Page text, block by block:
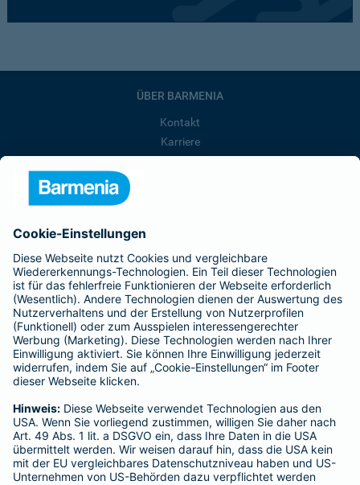
ÜBER BARMENIA
Kontakt
Karriere
Barmenia ist Teil der BarmeniaGothaer
BELIEBTE SEITEN
Kranken-Zusatzversicherung
Tierversicherungen
Haftpflichtversicherung
Hausratversicherung
Adresse ändern
Schaden melden
Kilometerstandsmeldung
Serviceübersicht